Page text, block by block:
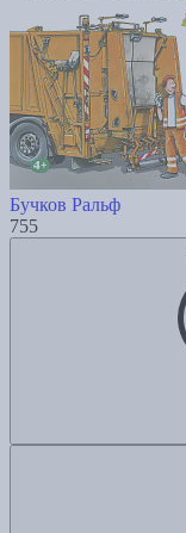
Бучков Ральф
755